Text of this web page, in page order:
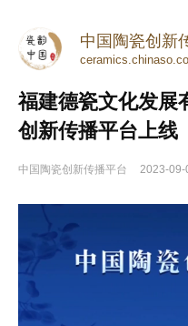
中国陶瓷创新
福建德瓷文化发展
创新传播平台上线
中国陶瓷创新传播平台 2023-09-